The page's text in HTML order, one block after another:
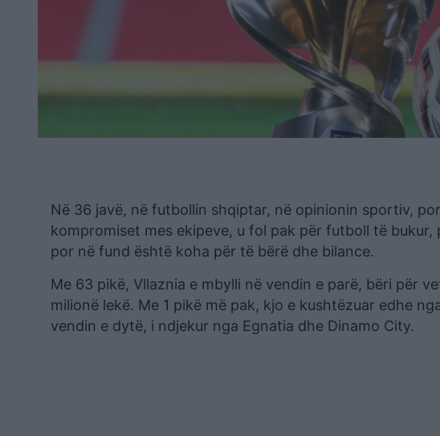
Në 36 javë, në futbollin shqiptar, në opinionin sportiv,
kompromiset mes ekipeve, u fol pak për futboll të
por në fund është koha për të bërë dhe bilance.
Me 63 pikë, Vllaznia e mbylli në vendin e parë, bëri për
milionë lekë. Me 1 pikë më pak, kjo e kushtëzuar edhe
vendin e dytë, i ndjekur nga Egnatia dhe Dinamo City.